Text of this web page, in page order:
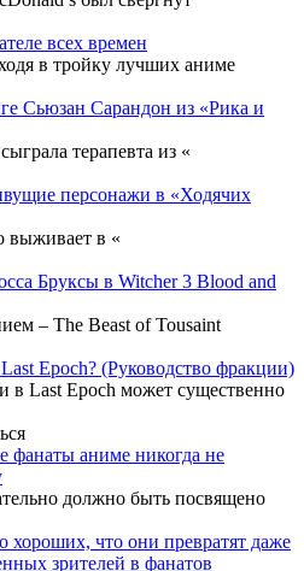
всех времен
в тройку лучших аниме
Сьюзан Сарандон из «Рика и
терапевта из «
персонажи в «Ходячих
выживает в «
Бруксы в Witcher 3 Blood and
– The Beast of Tousaint
Epoch? (Руководство фракции)
в Last Epoch может существенно
фанаты аниме никогда не
должно быть посвящено
хороших, что они превратят даже
зрителей в фанатов